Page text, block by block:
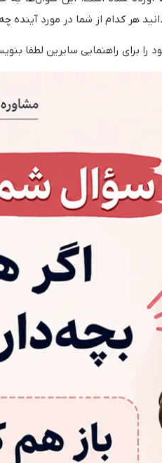
هر کدام از شما در مورد آینده
را برای راهنمایی سایرین لطفا